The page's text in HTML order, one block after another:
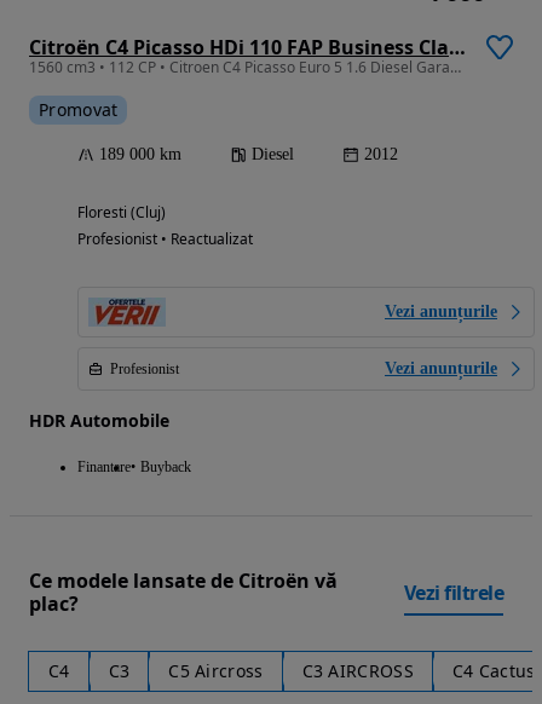
Citroën C4 Picasso HDi 110 FAP Business Class
1560 cm3 • 112 CP • Citroen C4 Picasso Euro 5 1.6 Diesel Garantie/Rate
Promovat
189 000 km Diesel 2012
Floresti (Cluj)
Profesionist • Reactualizat
Vezi anunțurile
Profesionist Vezi anunțurile
HDR Automobile
Finantare Buyback
Ce modele lansate de Citroën vă
plac?
Vezi filtrele
C4 C3 C5 Aircross C3 AIRCROSS C4 Cactus